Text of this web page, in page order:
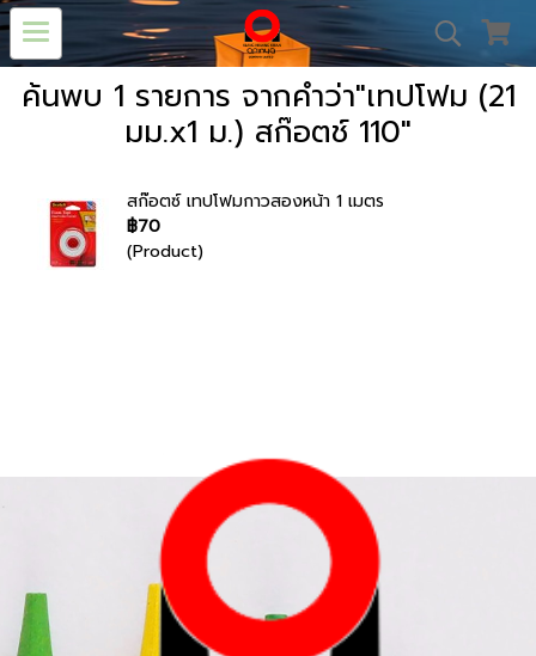
ค้นพบ 1 รายการ จากคำว่า"เทปโฟม (21
มม.x1 ม.) สก๊อตช์ 110"
สก๊อตซ์ เทปโฟมกาวสองหน้า 1 เมตร
฿70
(Product)